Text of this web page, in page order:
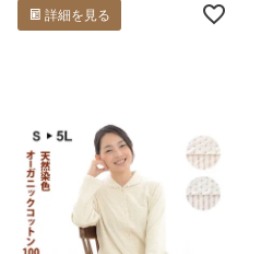
詳細を見る